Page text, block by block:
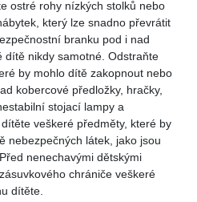
ostré rohy nízkých stolků nebo
který lze snadno převrátit
branku pod i nad
dítě nikdy samotné. Odstraňte
by mohlo dítě zakopnout nebo
kobercové předložky, hračky,
stojací lampy a
veškeré předměty, které by
nebezpečných látek, jako jsou
nenechavými dětskými
chrániče veškeré
dítěte.